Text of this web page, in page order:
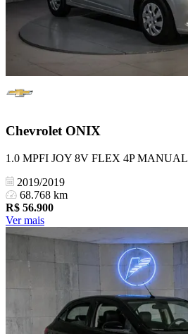
Chevrolet ONIX
1.0 MPFI JOY 8V FLEX 4P MANUAL
2019/2019
68.768 km
R$ 56.900
Ver mais